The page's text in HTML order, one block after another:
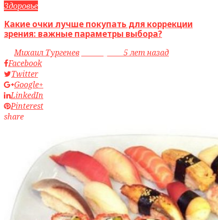
Здоровье
Какие очки лучше покупать для коррекции
зрения: важные параметры выбора?
byМихаил Тургенев
5 лет назад
Facebook
Twitter
Google+
LinkedIn
Pinterest
share